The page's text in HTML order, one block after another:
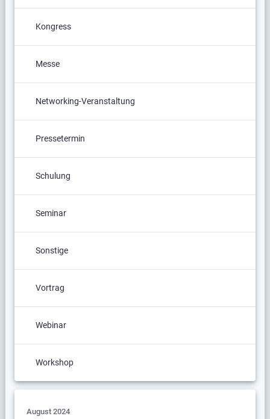
Kongress
Messe
Networking-Veranstaltung
Pressetermin
Schulung
Seminar
Sonstige
Vortrag
Webinar
Workshop
August 2024